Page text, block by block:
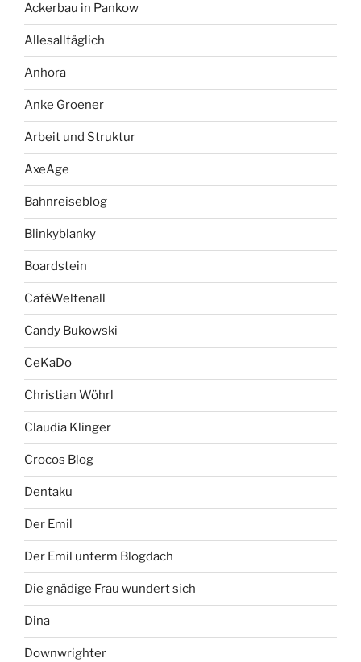
Ackerbau in Pankow
Allesalltäglich
Anhora
Anke Groener
Arbeit und Struktur
AxeAge
Bahnreiseblog
Blinkyblanky
Boardstein
CaféWeltenall
Candy Bukowski
CeKaDo
Christian Wöhrl
Claudia Klinger
Crocos Blog
Dentaku
Der Emil
Der Emil unterm Blogdach
Die gnädige Frau wundert sich
Dina
Downwrighter